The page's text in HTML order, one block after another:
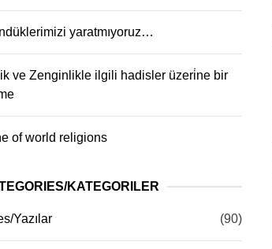
yaratmıyoruz…
ve Zenginlikle ilgili hadisler üzeri̇ne bir
of world religions
KATEGORILER
Yazılar (90)